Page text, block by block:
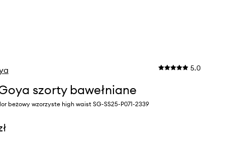
5.0
szorty bawełniane
beżowy wzorzyste high waist SG-SS25-P071-2339